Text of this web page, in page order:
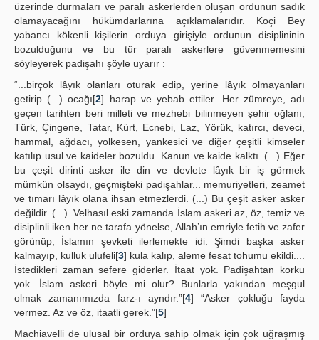
üzerinde durmaları ve paralı askerlerden oluşan ordunun sadık
olamayacağını hükümdarlarına açıklamalarıdır. Koçi Bey
yabancı kökenli kişilerin orduya girişiyle ordunun disiplininin
bozulduğunu ve bu tür paralı askerlere güvenmemesini
söyleyerek padişahı şöyle uyarır :
“...birçok lâyık olanları oturak edip, yerine lâyık olmayanları
getirip (...) ocağı[2] harap ve yebab ettiler. Her zümreye, adı
geçen tarihten beri milleti ve mezhebi bilinmeyen şehir oğlanı,
Türk, Çingene, Tatar, Kürt, Ecnebi, Laz, Yörük, katırcı, deveci,
hammal, ağdacı, yolkesen, yankesici ve diğer çeşitli kimseler
katılıp usul ve kaideler bozuldu. Kanun ve kaide kalktı. (...) Eğer
bu çeşit dirinti asker ile din ve devlete lâyık bir iş görmek
mümkün olsaydı, geçmişteki padişahlar... memuriyetleri, zeamet
ve tımarı lâyık olana ihsan etmezlerdi. (...) Bu çeşit asker asker
değildir. (...). Velhasıl eski zamanda İslam askeri az, öz, temiz ve
disiplinli iken her ne tarafa yönelse, Allah’ın emriyle fetih ve zafer
görünüp, İslamın şevketi ilerlemekte idi. Şimdi başka asker
kalmayıp, kulluk ulufeli[3] kula kalıp, aleme fesat tohumu ekildi....
İstedikleri zaman sefere giderler. İtaat yok. Padişahtan korku
yok. İslam askeri böyle mi olur? Bunlarla yakından meşgul
olmak zamanımızda farz-ı ayndır.”[4] “Asker çokluğu fayda
vermez. Az ve öz, itaatli gerek.”[5]
Machiavelli de ulusal bir orduya sahip olmak için çok uğraşmış